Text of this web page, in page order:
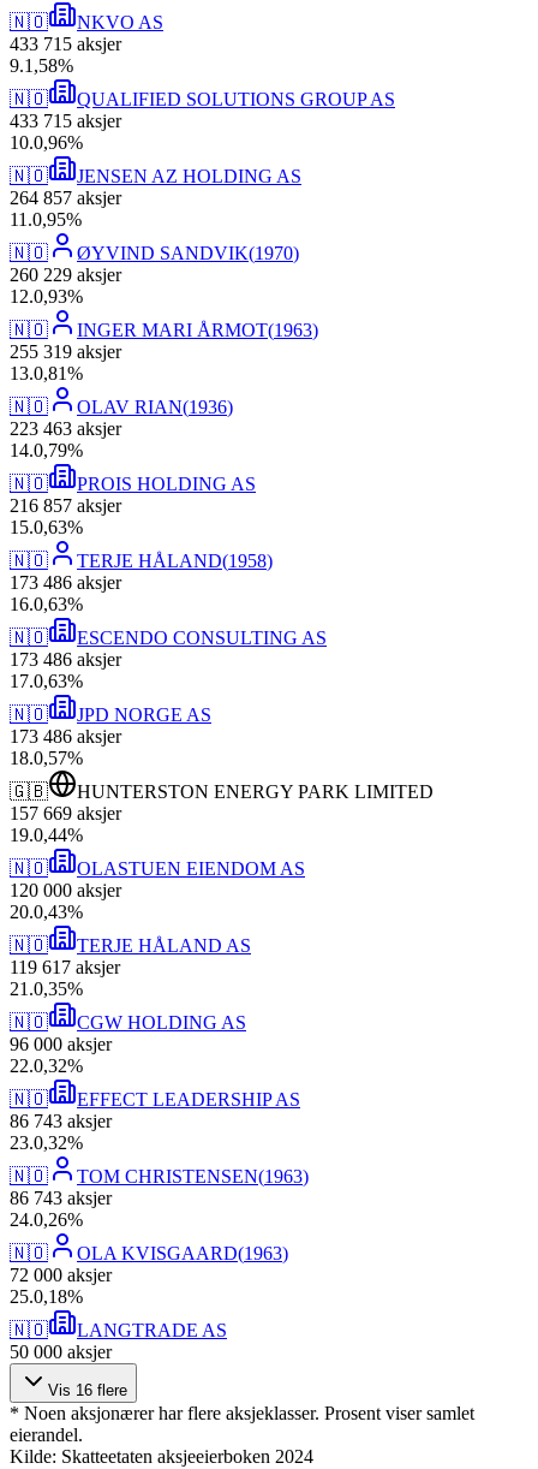
🇳🇴
NKVO AS
433 715 aksjer
9.1,58%
🇳🇴
QUALIFIED SOLUTIONS GROUP AS
433 715 aksjer
10.0,96%
🇳🇴
JENSEN AZ HOLDING AS
264 857 aksjer
11 .0,95%
🇳🇴
ØYVIND SANDVIK(1970)
260 229 aksjer
12.0,93%
🇳🇴
INGER MARI ÅRMOT(1963)
255 319 aksjer
13.0,81%
🇳🇴
OLAV RIAN(1936)
223 463 aksjer
14.0,79%
🇳🇴
PROIS HOLDING AS
216 857 aksjer
15.0,63%
🇳🇴
TERJE HÅLAND(1958)
173 486 aksjer
16.0,63%
🇳🇴
ESCENDO CONSULTING AS
173 486 aksjer
17.0,63%
🇳🇴
JPD NORGE AS
173 486 aksjer
18.0,57%
🇬🇧
HUNTERSTON ENERGY PARK LIMITED
157 669 aksjer
19.0,44%
🇳🇴
OLASTUEN EIENDOM AS
120 000 aksjer
20.0,43%
🇳🇴
TERJE HÅLAND AS
119 617 aksjer
21 .0,35%
🇳🇴
CGW HOLDING AS
96 000 aksjer
22.0,32%
🇳🇴
EFFECT LEADERSHIP AS
86 743 aksjer
23.0,32%
🇳🇴
TOM CHRISTENSEN(1963)
86 743 aksjer
24.0,26%
🇳🇴
OLA KVISGAARD(1963)
72 000 aksjer
25.0,18%
🇳🇴
LANGTRADE AS
50 000 aksjer
Vis 16 flere
* Noen aksjonærer har flere aksjeklasser. Prosent viser samlet
eierandel.
Kilde: Skatteetaten aksjeeierboken 2024